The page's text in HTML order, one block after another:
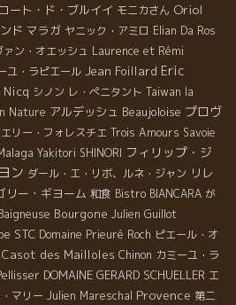
コート・ド・ブルイイ モニカさん Oriol
ド マラガ ヤニック・アミロ Elian Da Ros
ァン・オエッシュ Laurence et Rémi
ユ・ラピエール Jean Foillard Eric
シノン レ・ぺニタント Taiwan la
Nature アルデッシュ Beaujoloise プロヴ
リー・フォレスチエ Trois Amours Savoie
Yakitori SHINORI フィリップ・ジ
ン ダール・エ・リボ、ルネ・ジャン リレ
リー・ギヨーム 和食 Bistro BIANCARA が
Bourgone Julien Guillot
STC Domaine Prieuré Roch ピエール・オ
des Mailloles Chinon カミーユ・ラ
DOMAINE GERARD SCHUELLER エ
マリー Julien Mareschal Provence 第二